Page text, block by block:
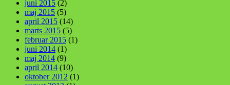
juni 2015 (2)
maj 2015 (5)
april 2015 (14)
marts 2015 (5)
februar 2015 (1)
juni 2014 (1)
maj 2014 (9)
april 2014 (10)
oktober 2012 (1)